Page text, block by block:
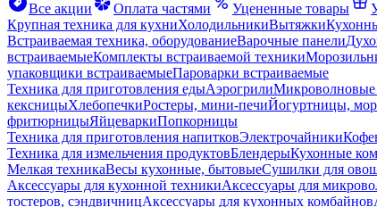
Все акции
Оплата частями Уцененные товары
Крупная техника для кухниХолодильникиВытяжки
Встраиваемая техника, оборудованиеВарочные панели
встраиваемыеКомплекты встраиваемой техники
упаковщики встраиваемыеПароварки встраиваемые
Техника для приготовления едыАэрогрилиМикроволновые
кексницыХлебопечкиРостеры, мини-печиЙогуртницы,
фритюрницыЯйцеваркиПопкорницы
Техника для приготовления напитковЭлектрочайники
Техника для измельчения продуктовБлендерыКухонные
Мелкая техникаВесы кухонные, бытовыеСушилки для
Аксессуары для кухонной техникиАксессуары для
тостеров, сэндвичницАксессуары для кухонных комбайнов